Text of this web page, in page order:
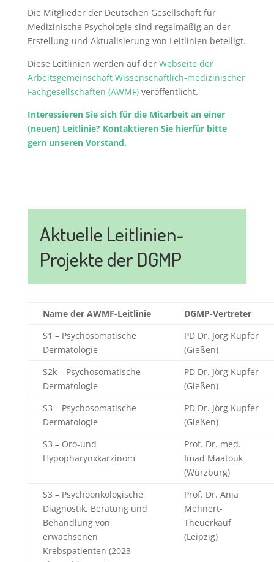
Die Mitglieder der Deutschen Gesellschaft für
Medizinische Psychologie sind regelmäßig an der
Erstellung und Aktualisierung von Leitlinien beteiligt.
Diese Leitlinien werden auf der Webseite der
Arbeitsgemeinschaft Wissenschaftlich-medizinischer
Fachgesellschaften (AWMF)veröffentlicht.
Interessieren Sie sich für die Mitarbeit an einer
(neuen) Leitlinie? Kontaktieren Sie hierfür bitte
gern unseren Vorstand.
Aktuelle Leitlinien-
Projekte der DGMP
Name der AWMF-Leitlinie
DGMP-Vertreter
S1 – Psychosomatische
Dermatologie
PD Dr. Jörg Kupfer
(Gießen)
S2k – Psychosomatische
Dermatologie
PD Dr. Jörg Kupfer
(Gießen)
S3 – Psychosomatische
Dermatologie
PD Dr. Jörg Kupfer
(Gießen)
S3 – Oro-und
Hypopharynxkarzinom
Prof. Dr. med.
Imad Maatouk
(Würzburg)
S3 – Psychoonkologische
Diagnostik, Beratung und
Behandlung von
erwachsenen
Krebspatienten (2023
Prof. Dr. Anja
Mehnert-
Theuerkauf
(Leipzig)